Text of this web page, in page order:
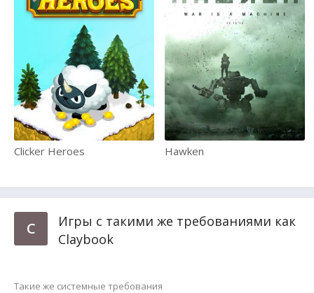
Clicker Heroes Hawken
C
Игры с такими же требованиями как
Claybook
Такие же системные требования